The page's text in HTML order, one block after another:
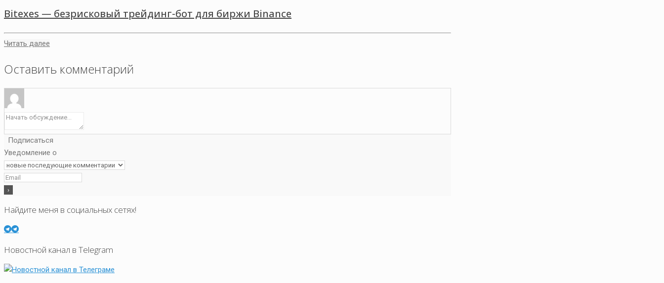
Bitexes — безрисковый трейдинг-бот для биржи Binance
Читать далее
Оставить комментарий
Подписаться
Уведомление о
Найдите меня в социальных сетях!
Новостной канал в Telegram